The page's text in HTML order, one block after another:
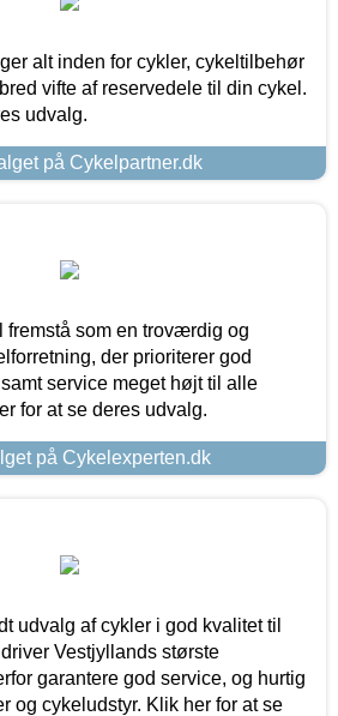
alt inden for cykler, cykeltilbehør
vifte af reservedele til din cykel.
udvalg.
på Cykelpartner.dk
fremstå som en troværdig og
der prioriterer god
service meget højt til alle
for at se deres udvalg.
på Cykelexperten.dk
udvalg af cykler i god kvalitet til
Vestjyllands største
garantere god service, og hurtig
og cykeludstyr. Klik her for at se